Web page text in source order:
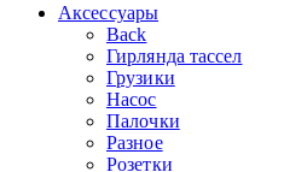
Аксессуары
Back
Гирлянда тассел
Грузики
Насос
Палочки
Разное
Розетки